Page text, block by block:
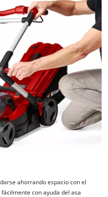
su consentimiento para
Google Maps!
ahorrando espacio con el
con ayuda del asa